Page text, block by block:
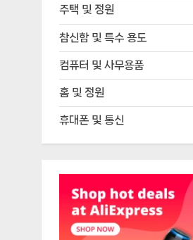
주택 및 정원
참신함 및 특수 용도
컴퓨터 및 사무용품
홈 및 정원
휴대폰 및 통신